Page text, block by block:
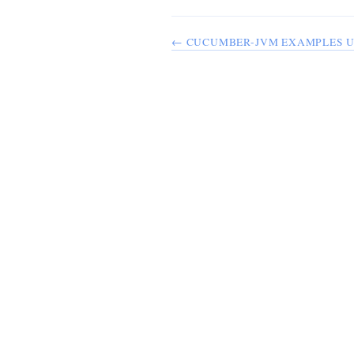
← CUCUMBER-JVM EXAMPLES